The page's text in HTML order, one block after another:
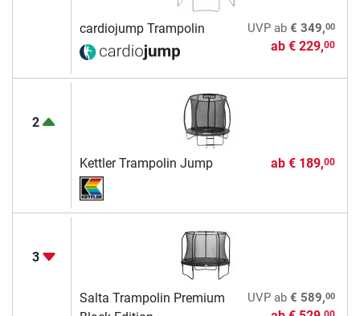
cardiojump Trampolin UVPab € 349,00
ab € 229,00
2
Kettler Trampolin Jump ab € 189,00
3
Salta Trampolin Premium
UVPab € 589,00